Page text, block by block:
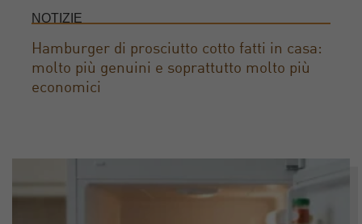
NOTIZIE
Hamburger di prosciutto cotto fatti in casa:
molto più genuini e soprattutto molto più
economici